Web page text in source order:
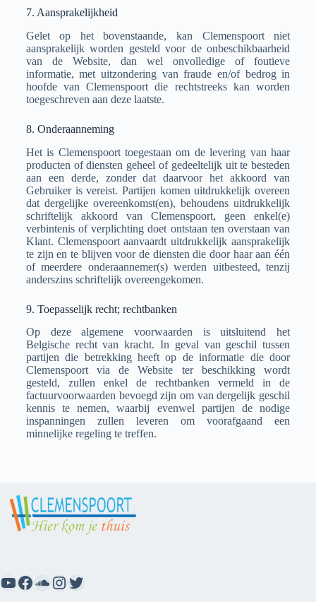
7. Aansprakelijkheid
Gelet op het bovenstaande, kan Clemenspoort niet
aansprakelijk worden gesteld voor de onbeschikbaarheid
van de Website, dan wel onvolledige of foutieve
informatie, met uitzondering van fraude en/of bedrog in
hoofde van Clemenspoort die rechtstreeks kan worden
toegeschreven aan deze laatste.
8. Onderaanneming
Het is Clemenspoort toegestaan om de levering van haar
producten of diensten geheel of gedeeltelijk uit te besteden
aan een derde, zonder dat daarvoor het akkoord van
Gebruiker is vereist. Partijen komen uitdrukkelijk overeen
dat dergelijke overeenkomst(en), behoudens uitdrukkelijk
schriftelijk akkoord van Clemenspoort, geen enkel(e)
verbintenis of verplichting doet ontstaan ten overstaan van
Klant. Clemenspoort aanvaardt uitdrukkelijk aansprakelijk
te zijn en te blijven voor de diensten die door haar aan één
of meerdere onderaannemer(s) werden uitbesteed, tenzij
anderszins schriftelijk overeengekomen.
9. Toepasselijk recht; rechtbanken
Op deze algemene voorwaarden is uitsluitend het
Belgische recht van kracht. In geval van geschil tussen
partijen die betrekking heeft op de informatie die door
Clemenspoort via de Website ter beschikking wordt
gesteld, zullen enkel de rechtbanken vermeld in de
factuurvoorwaarden bevoegd zijn om van dergelijk geschil
kennis te nemen, waarbij evenwel partijen de nodige
inspanningen zullen leveren om voorafgaand een
minnelijke regeling te treffen.